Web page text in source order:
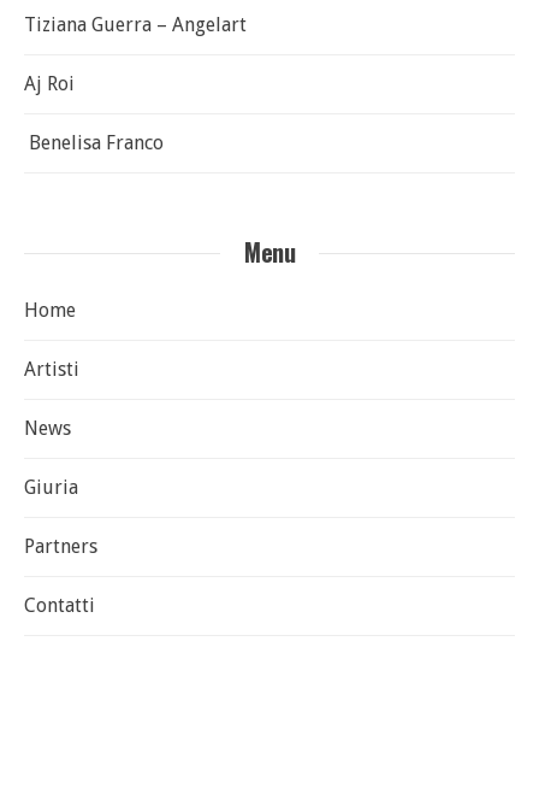
Tiziana Guerra – Angelart
Aj Roi
Benelisa Franco
Menu
Home
Artisti
News
Giuria
Partners
Contatti